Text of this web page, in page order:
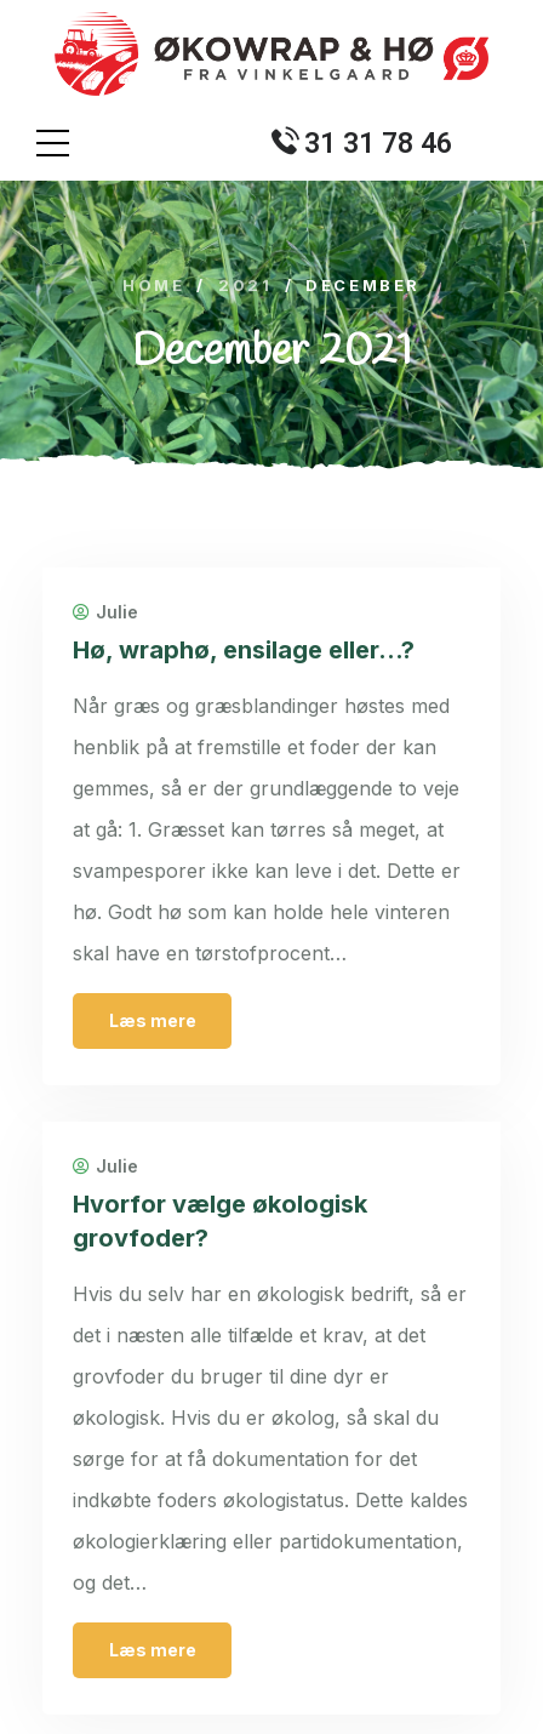
31 31 78 46
HOME / 2021 / DECEMBER
December 2021
Julie
Hø, wraphø, ensilage eller…?
Når græs og græsblandinger høstes med
henblik på at fremstille et foder der kan
gemmes, så er der grundlæggende to veje
at gå: 1. Græsset kan tørres så meget, at
svampesporer ikke kan leve i det. Dette er
hø. Godt hø som kan holde hele vinteren
skal have en tørstofprocent…
Læs mere
Julie
Hvorfor vælge økologisk
grovfoder?
Hvis du selv har en økologisk bedrift, så er
det i næsten alle tilfælde et krav, at det
grovfoder du bruger til dine dyr er
økologisk. Hvis du er økolog, så skal du
sørge for at få dokumentation for det
indkøbte foders økologistatus. Dette kaldes
økologierklæring eller partidokumentation,
og det…
Læs mere